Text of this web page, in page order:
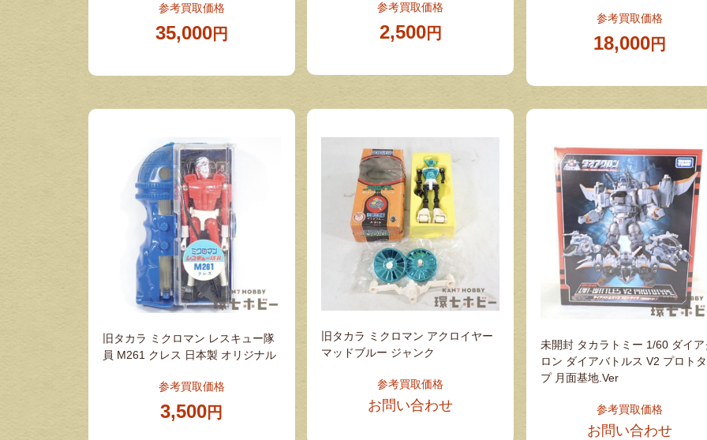
参考買取価格
35,000円
参考買取価格
2,500円
参考買取価格
18,000円
旧タカラ ミクロマン レスキュー隊
員 M261 クレス 日本製 オリジナル
参考買取価格
3,500円
旧タカラ ミクロマン アクロイヤー
マッドブルー ジャンク
参考買取価格
お問い合わせ
未開封 タカラトミー 1/60 ダイア
ロン ダイアバトルス V2 プロト
プ 月面基地.Ver
参考買取価格
お問い合わせ